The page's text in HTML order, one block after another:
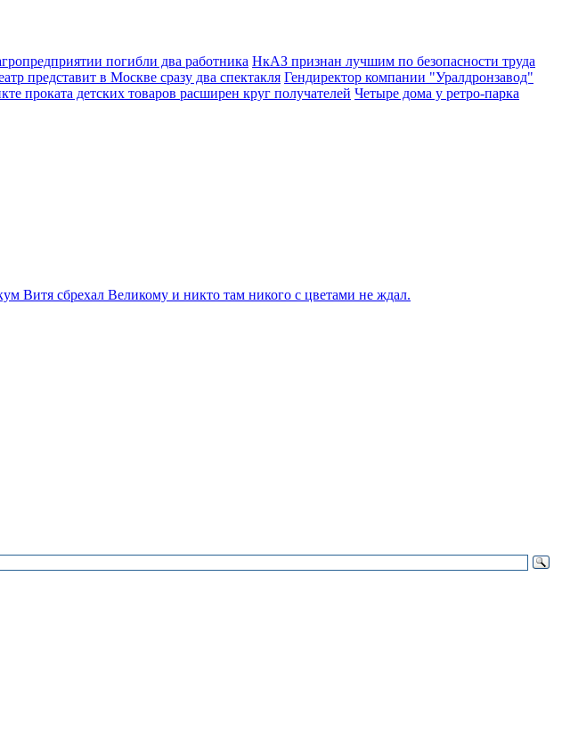
погибли два работника НкАЗ признан лучшим по безопасности труда
представит в Москве сразу два спектакля Гендиректор компании "Уралдронзавод"
проката детских товаров расширен круг получателей Четыре дома у ретро-парка
Витя сбрехал Великому и никто там никого с цветами не ждал.